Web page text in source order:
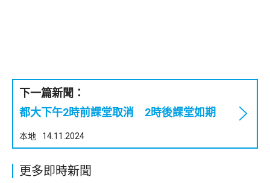
下一篇新聞：
都大下午2時前課堂取消 2時後課堂如期
本地 14.11.2024
更多即時新聞